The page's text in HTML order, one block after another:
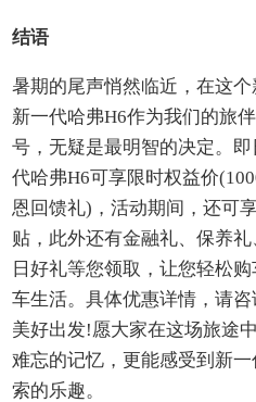
结语
暑期的尾声悄然临近，在这
新一代哈弗H6作为我们的旅
号，无疑是最明智的决定。
代哈弗H6可享限时权益价
恩回馈礼)，活动期间，还可
贴，此外还有金融礼、保养
日好礼等您领取，让您轻松
车生活。具体优惠详情，请
美好出发!愿大家在这场旅途
难忘的记忆，更能感受到新
索的乐趣。